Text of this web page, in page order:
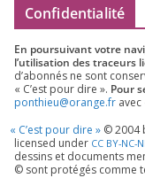
Confidentialité
En pour­sui­vant votre
l’utilisation des tra­ceurs
d’a­bon­nés ne sont
« C’est pour dire ». Pour
ponthieu@​orange.​fr
« C’est pour dire » ©2004
licen­sed under CC BY-NC-
des­sins et docu­ments
© sont pro­té­gés comme